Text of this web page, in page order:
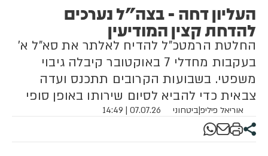
העליון דחה - בצה"ל נערכים
להדחת קצין המודיעין
החלטת הרמטכ"ל להדיח לאלתר את סא"ל א'
בעקבות מחדלי 7 באוקטובר קיבלה גיבוי
משפטי. בשבועות הקרובים תתכנס ועדה
צבאית כדי להביא לסיום שירותו באופן סופי
אוריאל פיליפ|ביטחוני 07.07.26 | 14:49